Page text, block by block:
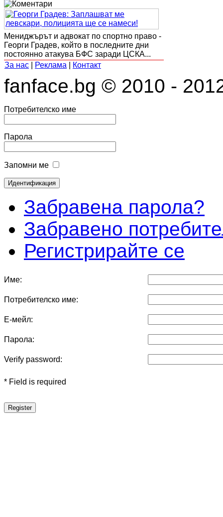
Мениджърът и адвокат по спортно право -
Георги Градев, който в последните дни
постоянно атакува БФС заради ЦСКА...
За нас
Реклама Контакт
fanface.bg © 2010 -
Потребителско име
Парола
Запомни ме
Забравена парола?
Забравено
Регистрирайте се
Име:
Потребителско име:
Е-мейл:
Парола:
Verify password:
* Field is required
Register